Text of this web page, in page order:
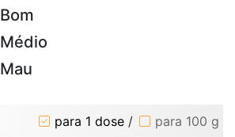
Bom
Médio
Mau
para 1 dose / para 100 g